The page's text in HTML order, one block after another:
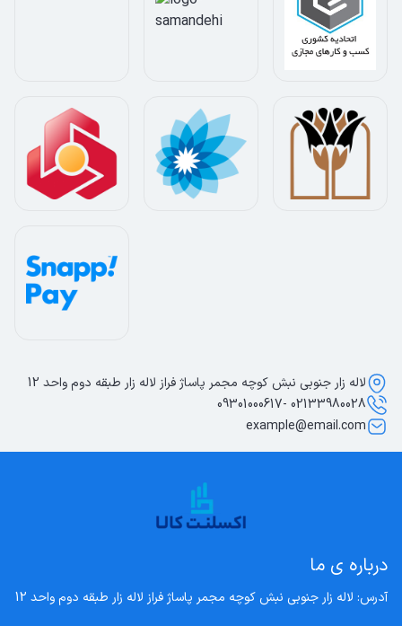
درباره ی ما
آدرس: لاله زار جنوبی نبش کوچه مجمر پاساژ فراز لاله زار طبقه دوم واحد 12
لاله زار جنوبی نبش کوچه مجمر پاساژ فراز لاله زار طبقه دوم واحد 12
02133980028 -09301000617
example@email.com